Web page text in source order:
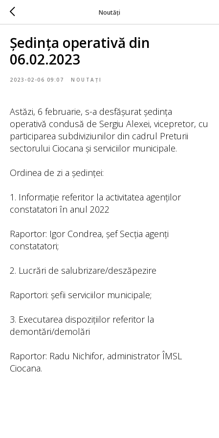
Noutăți
Ședința operativă din
06.02.2023
2023-02-06 09:07 NOUTAȚI
Astăzi, 6 februarie, s-a desfășurat ședința
operativă condusă de Sergiu Alexei, vicepretor, cu
participarea subdiviziunilor din cadrul Preturii
sectorului Ciocana și serviciilor municipale.
Ordinea de zi a ședinței:
1. Informație referitor la activitatea agenților
constatatori în anul 2022
Raportor: Igor Condrea, șef Secția agenți
constatatori;
2. Lucrări de salubrizare/deszăpezire
Raportori: șefii serviciilor municipale;
3. Executarea dispozițiilor referitor la
demontări/demolări
Raportor: Radu Nichifor, administrator ÎMSL
Ciocana.